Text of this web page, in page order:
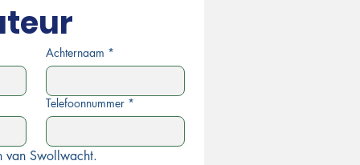
Achternaam *
Telefoonnummer *
Swollwacht.